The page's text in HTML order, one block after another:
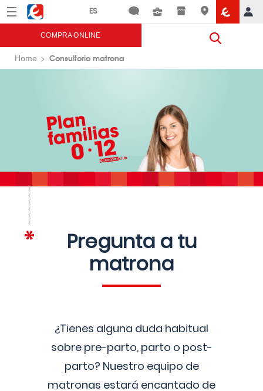
Menú Eroski
COMPRA ONLINE
Home Consultorio matrona
Pregunta a tu
matrona
¿Tienes alguna duda habitual
sobre pre-parto, parto o post-
parto? Nuestro equipo de
matronas estará encantado de